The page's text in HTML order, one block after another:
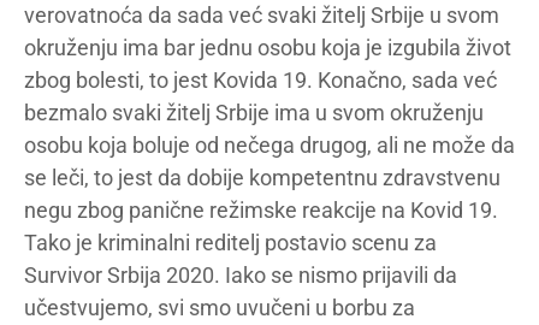
verovatnoća da sada već svaki žitelj Srbije u svom
okruženju ima bar jednu osobu koja je izgubila život
zbog bolesti, to jest Kovida 19. Konačno, sada već
bezmalo svaki žitelj Srbije ima u svom okruženju
osobu koja boluje od nečega drugog, ali ne može da
se leči, to jest da dobije kompetentnu zdravstvenu
negu zbog panične režimske reakcije na Kovid 19.
Tako je kriminalni reditelj postavio scenu za
Survivor Srbija 2020. Iako se nismo prijavili da
učestvujemo, svi smo uvučeni u borbu za